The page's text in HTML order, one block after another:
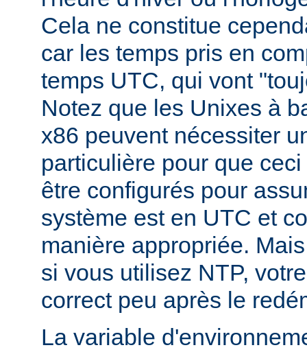
Cela ne constitue
car les temps pris en
temps UTC, qui vont
Notez que les Unixes à
x86 peuvent nécessiter
particulière pour que
être configurés pour
système est en UTC et
manière appropriée.
si vous utilisez NTP,
correct peu après le
La variable